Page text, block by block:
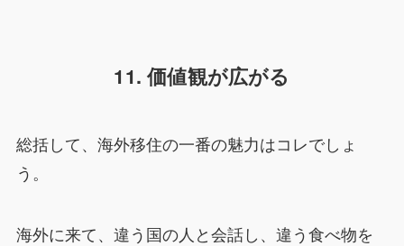
11. 価値観が広がる
総括して、海外移住の一番の魅力はコレでしょ
う。
海外に来て、違う国の人と会話し、違う食べ物を